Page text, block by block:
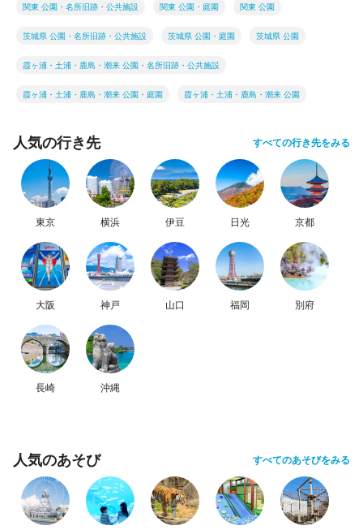
関東 公園・名所旧跡・公共施設 関東 公園・庭園 関東 公園
茨城県 公園・名所旧跡・公共施設 茨城県 公園・庭園 茨城県 公園
霞ヶ浦・土浦・鹿島・潮来 公園・名所旧跡・公共施設
霞ヶ浦・土浦・鹿島・潮来 公園・庭園 霞ヶ浦・土浦・鹿島・潮来 公園
人気の行き先 すべての行き先をみる
東京 横浜 伊豆 日光 京都
大阪 神戸 山口 福岡 別府
長崎 沖縄
人気のあそび すべてのあそびをみる